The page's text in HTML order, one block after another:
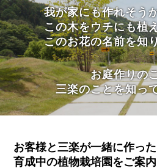
我が家にも作れそう
この木をウチにも植
このお花の名前を知
お庭作りの
三楽のことを知っ
お客様と三楽が一緒に作っ
育成中の植物栽培園をご案内